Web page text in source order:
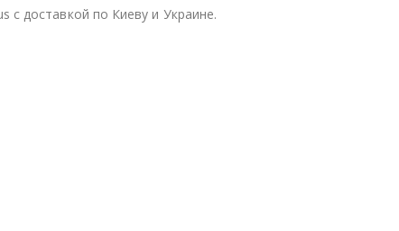
с доставкой по Киеву и Украине.